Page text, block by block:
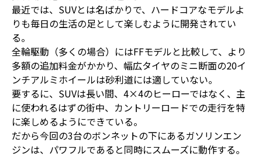
最近では、SUVとは名ばかりで、ハードコアなモデルよ
りも毎日の生活の足として楽しむように開発されてい
る。
全輪駆動（多くの場合）にはFFモデルと比較して、より
多額の追加料金がかかり、幅広タイヤのミニ断面の20イ
ンチアルミホイールは砂利道には適していない。
要するに、SUVは長い間、4×4のヒーローではなく、主
に使われるはずの街中、カントリーロードでの走行を特
に楽しめるようにできている。
だから今回の3台のボンネットの下にあるガソリンエン
ジンは、パワフルであると同時にスムーズに動作する。